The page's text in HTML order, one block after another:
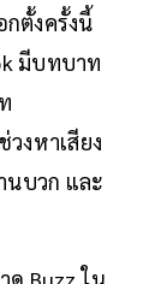
กตั้งครั้งนี้
มีบทบาท
งหาเสียง
นบวก และ